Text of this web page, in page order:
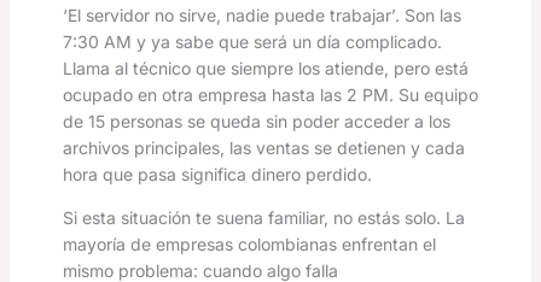
‘El servidor no sirve, nadie puede trabajar’. Son las
7:30 AM y ya sabe que será un día complicado.
Llama al técnico que siempre los atiende, pero está
ocupado en otra empresa hasta las 2 PM. Su equipo
de 15 personas se queda sin poder acceder a los
archivos principales, las ventas se detienen y cada
hora que pasa significa dinero perdido.
Si esta situación te suena familiar, no estás solo. La
mayoría de empresas colombianas enfrentan el
mismo problema: cuando algo falla